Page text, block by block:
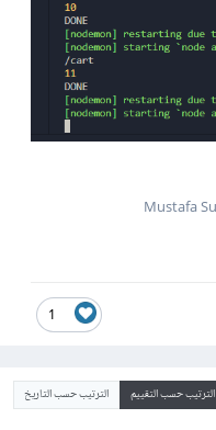
1
الترتيب حسب التقييم الترتيب حسب التاريخ